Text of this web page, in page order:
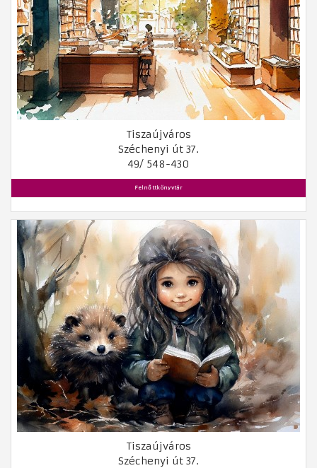
Tiszaújváros
Széchenyi út 37.
49/ 548-430
Felnőttkönyvtár
Tiszaújváros
Széchenyi út 37.